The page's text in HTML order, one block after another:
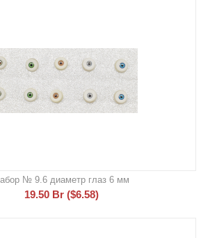
№ 9.6 диаметр глаз 6 мм
19.50 Br ($6.58)